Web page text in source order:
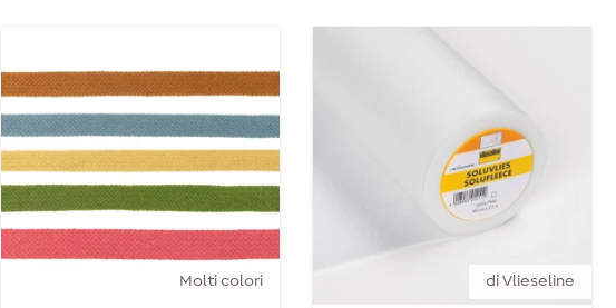
Molti colori di Vlieseline